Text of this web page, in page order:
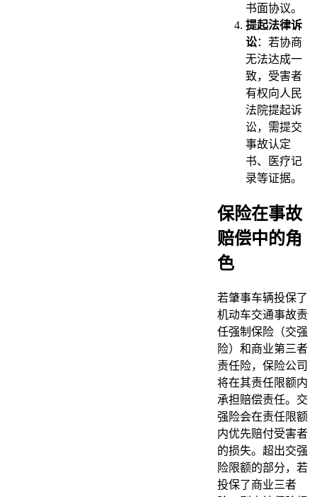
书面协议。
提起法律诉
讼：若协商
无法达成一
致，受害者
有权向人民
法院提起诉
讼，需提交
事故认定
书、医疗记
录等证据。
保险在事故
赔偿中的角
色
若肇事车辆投保了
机动车交通事故责
任强制保险（交强
险）和商业第三者
责任险，保险公司
将在其责任限额内
承担赔偿责任。交
强险会在责任限额
内优先赔付受害者
的损失。超出交强
险限额的部分，若
投保了商业三者